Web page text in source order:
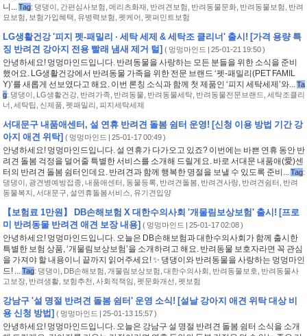
니...Tag: 댕댕이 간편심사보험 메리츠화재 반려견보험 반려동물문화, 반려동물보험 반려
묘보험
보험가입혜택 유병력보험 펫케어 펫퍼민트보험
LG생활건강 '피지 펫-패밀리 · 세탁 세제 & 세탁조 클리너' 출시! [가격 용량 특
징 반려견 강아지 전용 빨래 냄새 제거 털] ( 멍멍마인드 | 25-01-21 19:50 )
안녕하세요! 멍멍마인드입니다. 반려동물을 사랑하는 모든 분들을 위한 소식을 준비
했어요. LG생활건강에서 반려동물 가족을 위한 전문 브랜드 ‘펫-패밀리(PET FAMIL
Y)’를 새롭게 선보였다고 해요. 이번 론칭 소식과 함께 첫 제품인 ‘피지 세탁세제’와...Ta
g: 댕댕이 LG생활건강, 반려가족 반려동물 반려동물세탁, 반려동물전문브랜드 세탁조클리
너 세탁팁 신제품 펫패밀리 피지세탁세제
서대문구 내품애센터, 설 연휴 반려견 돌봄 쉼터 운영! [신청 이용 방법 기간 강
아지 애견 위탁] ( 멍멍마인드 | 25-01-17 00:49 )
안녕하세요! 멍멍마인드입니다. 설 연휴가 다가오고 있죠? 이번에는 바쁜 연휴 동안 반
려견 돌봄 걱정을 덜어줄 특별한 서비스를 소개해 드릴게요. 바로 서대문 내품애(愛)센
터의 반려견 돌봄 쉼터인데요. 반려견과 함께 행복한 명절을 보낼 수 있도록 준비...Tag:
댕댕이 광견병예방접종 내품애센터 동물등록 반려견돌봄 반려견사랑, 반려견쉼터 반려
동물복지 서대문구 설연휴돌봄서비스 유기견입양
【보험료 1만원】 DB손해보험 X 대한수의사회 '개물림보상보험' 출시! [프로
미 반려동물 반려견 애견 보장 내용] ( 멍멍마인드 | 25-01-17 02:08 )
안녕하세요! 멍멍마인드입니다. 오늘은 DB손해보험과 대한수의사회가 함께 출시한
특별한 보험 상품, ‘개물림보상보험’을 소개하려고 해요. 반려동물 보호자라면 꼭 관심
을 가져야 할 내용이니 끝까지 읽어주세요! ✨ 댕댕이와 반려동물을 사랑하는 멍멍마인
드! ...Tag: 댕댕이 DB손해보험 개물림보상보험 대한수의사회 반려동물보호 반려동물사
고보장, 반려생활, 보험추천 사회적책임 펫문화개선 펫보험
강남구 '설 명절 반려견 돌봄 쉼터' 운영 소식! [설날 강아지 애견 위탁 대상 비
용 신청 방법] ( 멍멍마인드 | 25-01-13 15:57 )
안녕하세요! 멍멍마인드입니다. 오늘은 강남구 설 명절 반려견 돌봄 쉼터 소식을 소개